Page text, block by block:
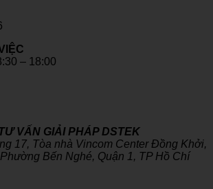
– 18:00
VẤN GIẢI PHÁP DSTEK
17, Tòa nhà Vincom Center Đồng Khởi,
Bến Nghé, Quận 1, TP Hồ Chí